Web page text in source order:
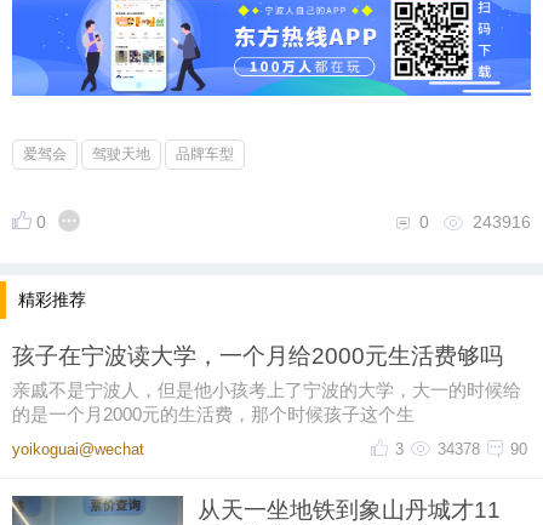
国产
车辆颜色：
黑色
2.0
手自一体
5.9万公里
汽油
车况说明：
个人一手车，换挡拨片，电动尾门，无钥匙进入，原
爱驾会 驾驶天地 品牌车型
0 243916
0
精彩推荐
孩子在宁波读大学，一个月给2000元生活费够吗
亲戚不是宁波人，但是他小孩考上了宁波的大学，大一的时候给
的是一个月2000元的生活费，那个时候孩子这个生
yoikoguai@wechat 90
34378
3
从天一坐地铁到象山丹城才11